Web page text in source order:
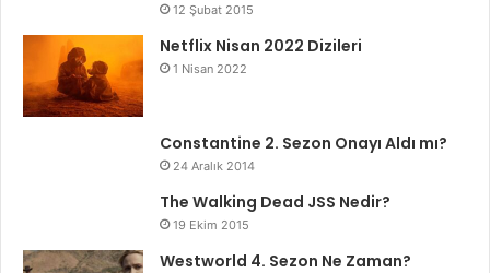
12 Şubat 2015
Netflix Nisan 2022 Dizileri
1 Nisan 2022
Constantine 2. Sezon Onayı Aldı mı?
24 Aralık 2014
The Walking Dead JSS Nedir?
19 Ekim 2015
Westworld 4. Sezon Ne Zaman?